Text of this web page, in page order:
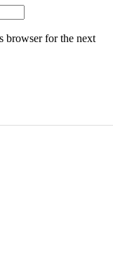
browser for the next